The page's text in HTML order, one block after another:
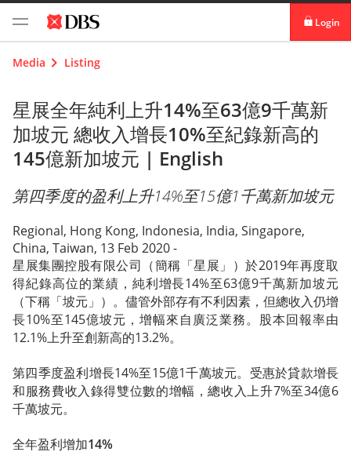
Login
Vickers
Media Listing
星展全年純利上升14%至63億9千萬新
加坡元 總收入增長10%至紀錄新高的
145億新加坡元 | English
第四季度的盈利上升14%至15億1千萬新加坡元
Regional, Hong Kong, Indonesia, India, Singapore,
China, Taiwan, 13 Feb 2020 -
星展集團控股有限公司（簡稱「星展」）於2019年再度取
得紀錄高位的業績，純利增長14%至63億9千萬新加坡元
（下稱「坡元」）。儘管外部存有不利因素，但總收入仍增
長10%至145億坡元，增幅來自廣泛業務。股本回報率由
12.1%上升至創新高的13.2%。
第四季度盈利增長14%至15億1千萬坡元。受惠於貸款增長
和服務費收入錄得雙位數的增幅，總收入上升7%至34億6
千萬坡元。
全年盈利增加14%